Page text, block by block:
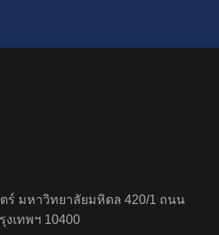
มหาวิทยาลัยมหิดล 420/1 ถนน
งเทพฯ 10400